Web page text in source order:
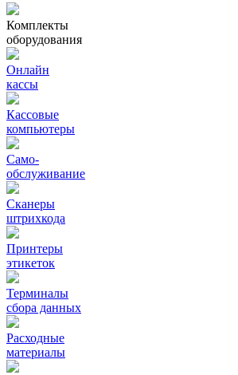
Комплекты
оборудования
Онлайн
кассы
Кассовые
компьютеры
Само-
обслуживание
Сканеры
штрихкода
Принтеры
этикеток
Терминалы
сбора данных
Расходные
материалы